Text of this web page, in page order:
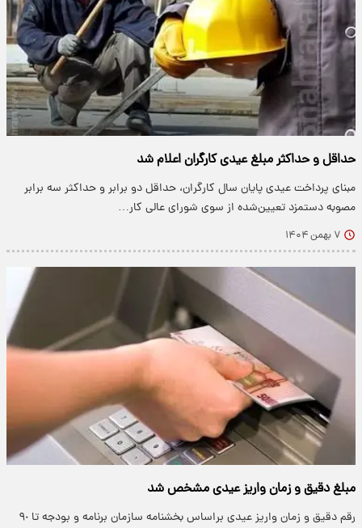
حداقل و حداکثر مبلغ عیدی کارگران اعلام شد
مبنای پرداخت عیدی پایان سال کارگران، حداقل دو برابر و حداکثر سه برابر
مصوبه دستمزد تعیین‌شده از سوی شورای عالی کار…
۷ بهمن ۱۴۰۴
مبلغ دقیق و زمان واریز عیدی مشخص شد
رقم دقیق و زمان واریز عیدی براساس بخشنامه سازمان برنامه و بودجه تا ۹٠